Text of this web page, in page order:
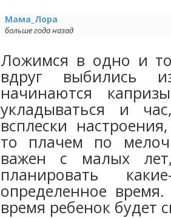
Мама_Лора
больше года назад
Ложимся в одно и
вдруг выбились
начинаются
укладываться и
всплески
то плачем по
важен с малых
планировать
определенное
время ребенок будет